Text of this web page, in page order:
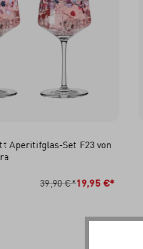
Aperitifglas-Set F23 von
39,90 €*19,95 €*